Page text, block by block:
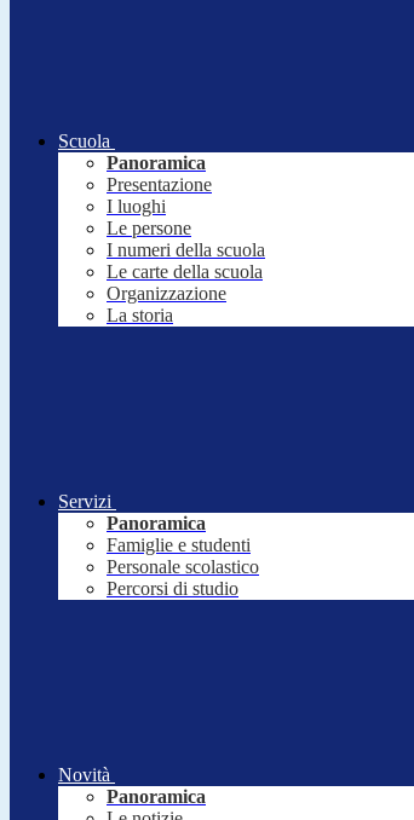
Scuola
Panoramica
Presentazione
I luoghi
Le persone
I numeri della scuola
Le carte della scuola
Organizzazione
La storia
Servizi
Panoramica
Famiglie e studenti
Personale scolastico
Percorsi di studio
Novità
Panoramica